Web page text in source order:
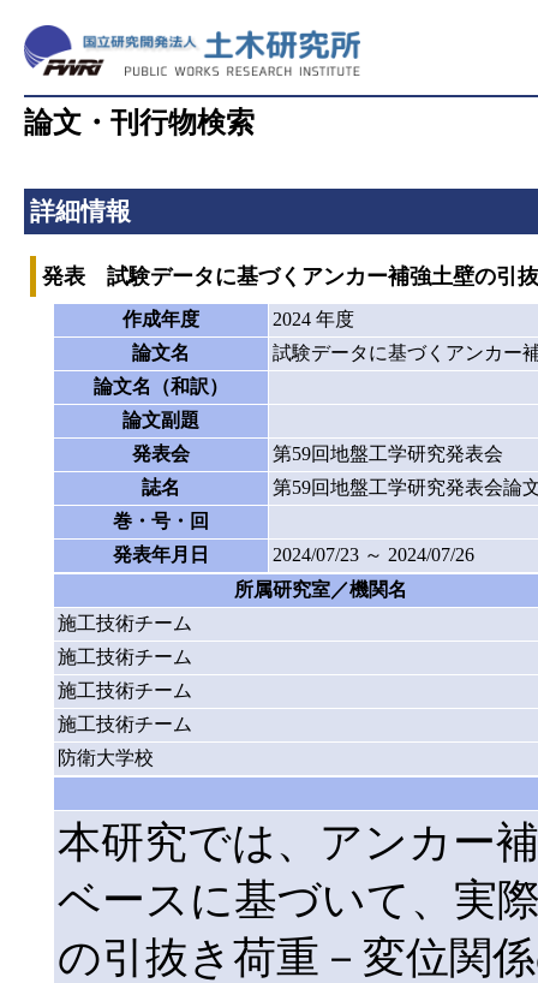
論文・刊行物検索
詳細情報
発表 試験データに基づくアンカー補強土壁の引
作成年度
2024 年度
論文名
試験データに基づくアンカー
論文名（和訳）
論文副題
発表会
第59回地盤工学研究発表会
誌名
第59回地盤工学研究発表会論
巻・号・回
発表年月日
2024/07/23 ～ 2024/07/26
所属研究室／機関名
施工技術チーム
施工技術チーム
施工技術チーム
施工技術チーム
防衛大学校
本研究では、アンカー
ベースに基づいて、実
の引抜き荷重－変位関